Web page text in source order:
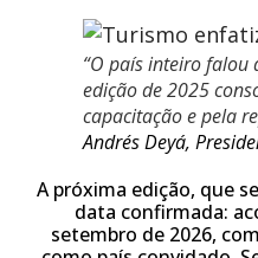
“O país inteiro
edição de 2025
capacitação e pela
Andrés Deyá,
A próxima edição, que
data confirmada:
setembro de 2026,